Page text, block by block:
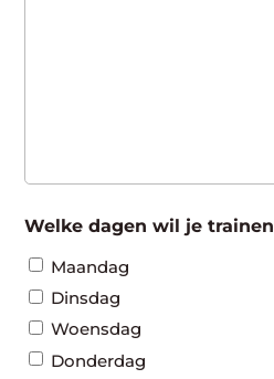
Welke dagen wil je trainen
Maandag
Dinsdag
Woensdag
Donderdag